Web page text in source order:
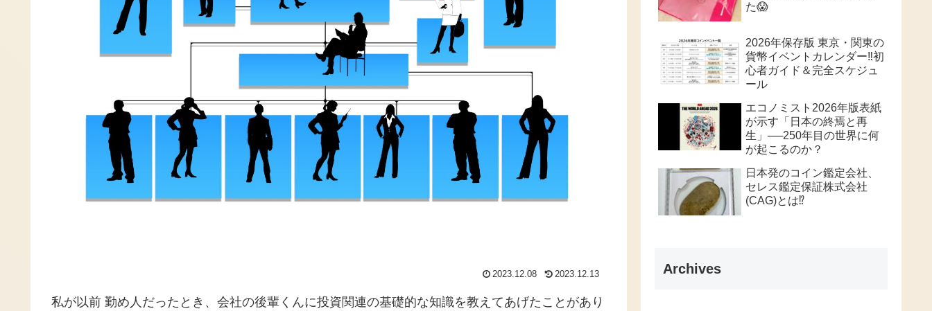
2023.12.08 2023.12.13
私が以前 勤め人だったとき、会社の後輩くんに投資関連の基礎的な知識を教えてあげたことがあり
た😱
2026年保存版 東京・関東の
貨幣イベントカレンダー‼️初
心者ガイド＆完全スケジュ
ール
エコノミスト2026年版表紙
が示す「日本の終焉と再
生」──250年目の世界に何
が起こるのか？
日本発のコイン鑑定会社、
セレス鑑定保証株式会社
(CAG)とは⁉️
Archives